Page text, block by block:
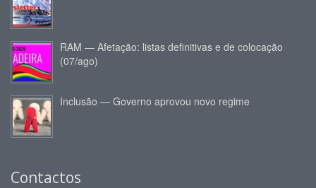
RAM — Afetação: listas definitivas e de colocação
(07/ago)
Inclusão — Governo aprovou novo regime
Contactos